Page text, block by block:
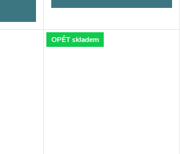
OPĚT skladem